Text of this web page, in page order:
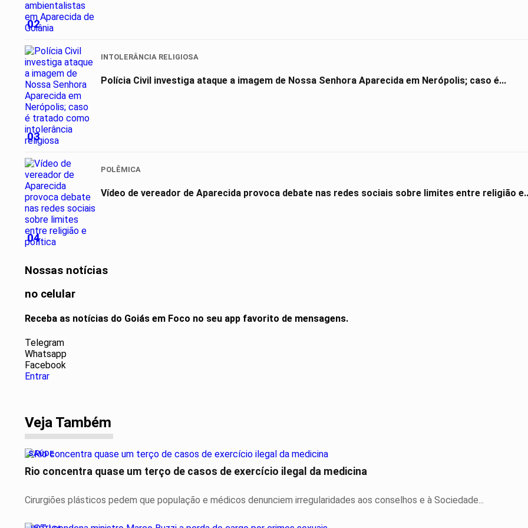
02
03
INTOLERÂNCIA RELIGIOSA
Polícia Civil investiga ataque a imagem de Nossa Senhora Aparecida em Nerópolis; caso é...
04
POLÊMICA
Vídeo de vereador de Aparecida provoca debate nas redes sociais sobre limites entre religião
Nossas notícias
no celular
Receba as notícias do Goiás em Foco no seu app favorito de mensagens.
Telegram
Whatsapp
Facebook
Entrar
Veja Também
SAÚDE
Rio concentra quase um terço de casos de exercício ilegal da medicina
Cirurgiões plásticos pedem que população e médicos denunciem irregularidades aos conselhos e à Sociedade...